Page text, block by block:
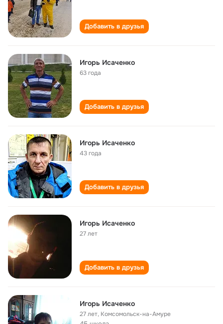
Добавить в друзья
Игорь Исаченко
63 года
Добавить в друзья
Игорь Исаченко
43 года
Добавить в друзья
Игорь Исаченко
27 лет
Добавить в друзья
Игорь Исаченко
27 лет, Комсомольск-на-Амуре